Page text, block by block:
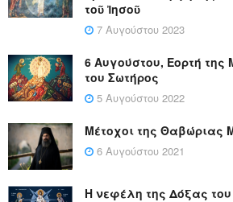
τοῦ Ἰησοῦ
7 Αυγούστου 2023
6 Αυγούστου, Εορτή
του Σωτήρος
5 Αυγούστου 2022
Μέτοχοι της Θαβώριας
6 Αυγούστου 2021
Η νεφέλη της Δόξας